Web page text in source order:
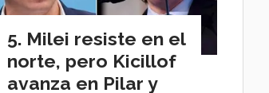
Milei resiste en el
norte, pero Kicillof
avanza en Pilar y